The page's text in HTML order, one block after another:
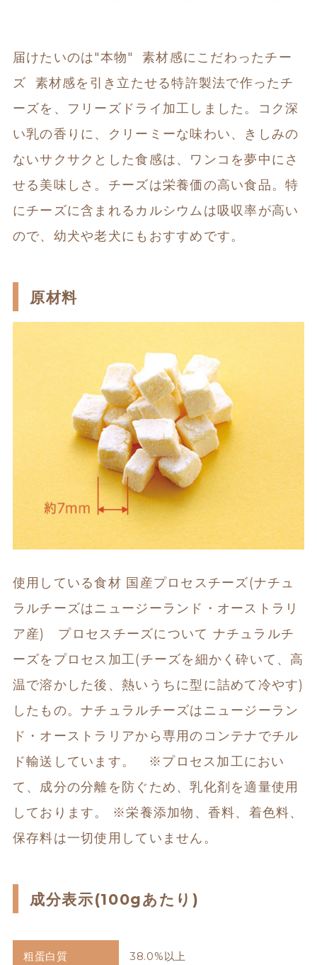
届けたいのは"本物"  素材感にこだわったチー
ズ  素材感を引き立たせる特許製法で作ったチ
ーズを、フリーズドライ加工しました。コク深
い乳の香りに、クリーミーな味わい、きしみの
ないサクサクとした食感は、ワンコを夢中にさ
せる美味しさ。チーズは栄養価の高い食品。特
にチーズに含まれるカルシウムは吸収率が高い
ので、幼犬や老犬にもおすすめです。
原材料
使用している食材 国産プロセスチーズ(ナチュ
ラルチーズはニュージーランド・オーストラリ
ア産)   プロセスチーズについて ナチュラルチ
ーズをプロセス加工(チーズを細かく砕いて、高
温で溶かした後、熱いうちに型に詰めて冷やす)
したもの。ナチュラルチーズはニュージーラン
ド・オーストラリアから専用のコンテナでチル
ド輸送しています。   ※プロセス加工におい
て、成分の分離を防ぐため、乳化剤を適量使用
しております。 ※栄養添加物、香料、着色料、
保存料は一切使用していません。
成分表示(100gあたり)
粗蛋白質 38.0%以上